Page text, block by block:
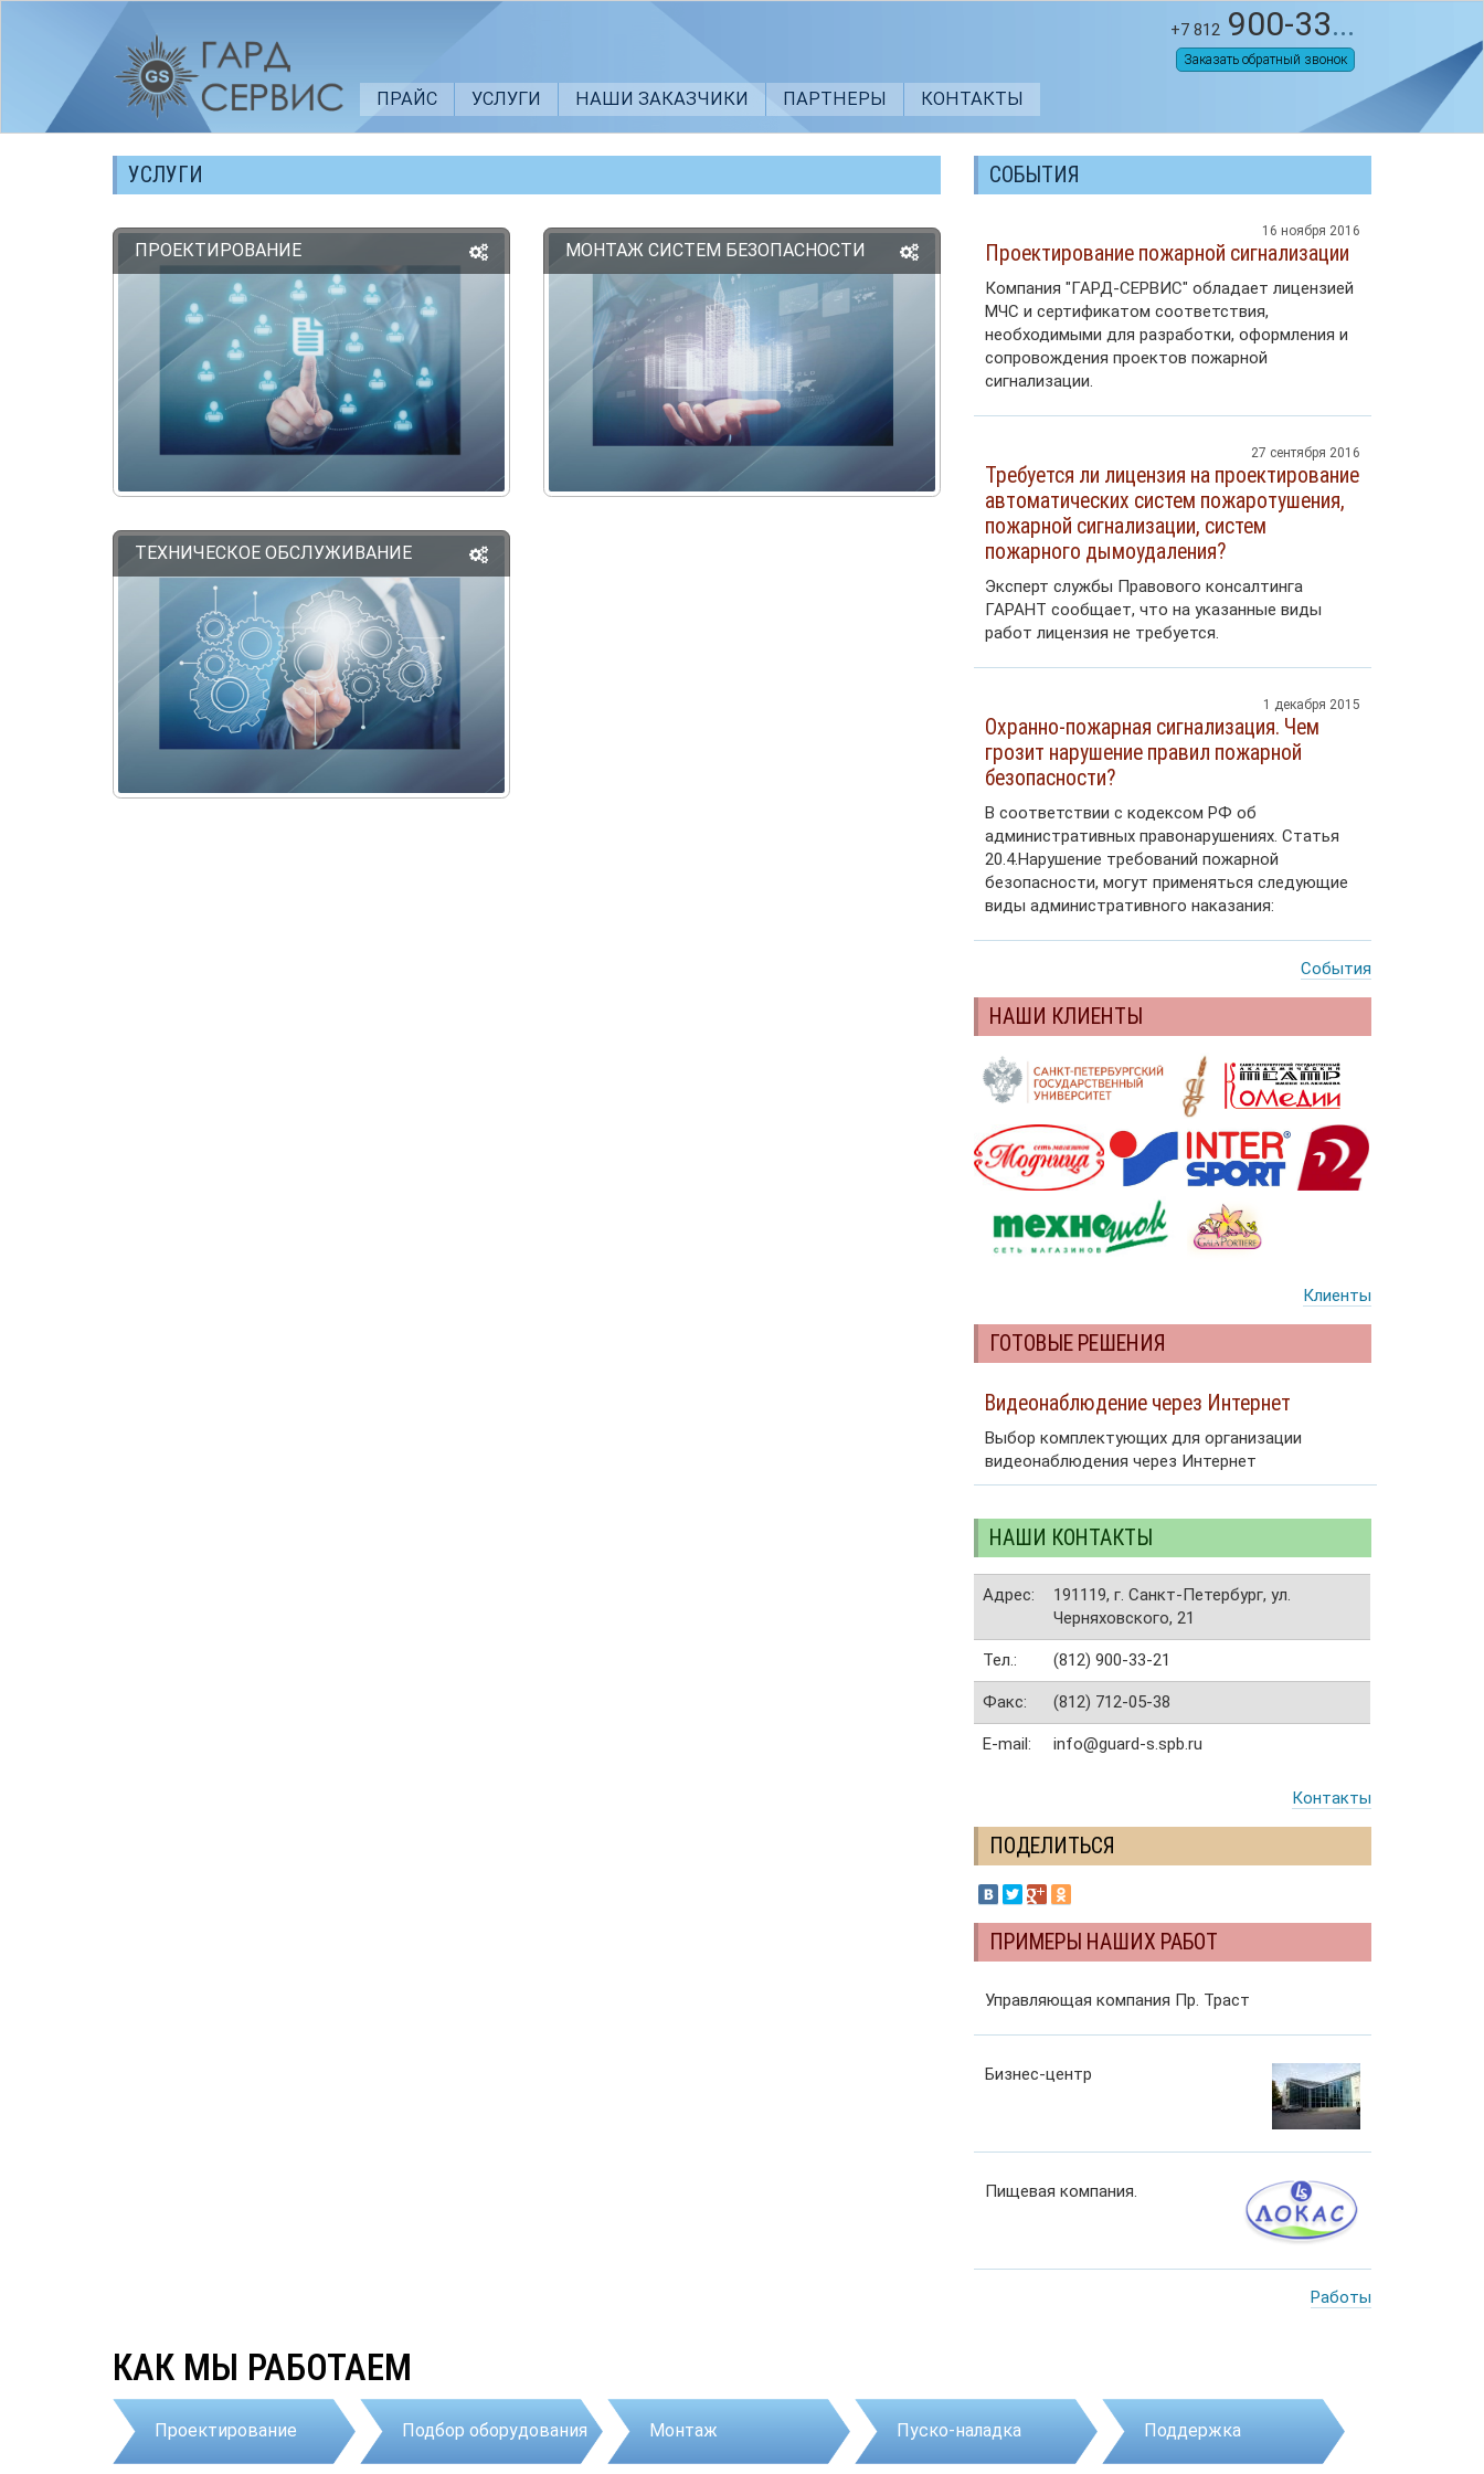
+7 812 900-33...
Заказать обратный звонок
ПРАЙС УСЛУГИ НАШИ ЗАКАЗЧИКИ ПАРТНЕРЫ КОНТАКТЫ
УСЛУГИ
ПРОЕКТИРОВАНИЕ МОНТАЖ СИСТЕМ БЕЗОПАСНОСТИ
ТЕХНИЧЕСКОЕ ОБСЛУЖИВАНИЕ
СОБЫТИЯ
16 ноября 2016
Проектирование пожарной сигнализации
Компания "ГАРД-СЕРВИС" обладает лицензией
МЧС и сертификатом соответствия,
необходимыми для разработки, оформления и
сопровождения проектов пожарной
сигнализации.
27 сентября 2016
Требуется ли лицензия на проектирование
автоматических систем пожаротушения,
пожарной сигнализации, систем
пожарного дымоудаления?
Эксперт службы Правового консалтинга
ГАРАНТ сообщает, что на указанные виды
работ лицензия не требуется.
1 декабря 2015
Охранно-пожарная сигнализация. Чем
грозит нарушение правил пожарной
безопасности?
В соответствии с кодексом РФ об
административных правонарушениях. Статья
20.4.Нарушение требований пожарной
безопасности, могут применяться следующие
виды административного наказания:
События
НАШИ КЛИЕНТЫ
Клиенты
ГОТОВЫЕ РЕШЕНИЯ
Видеонаблюдение через Интернет
Выбор комплектующих для организации
видеонаблюдения через Интернет
НАШИ КОНТАКТЫ
Адрес:
191119, г. Санкт-Петербург, ул.
Черняховского, 21
Тел.: (812) 900-33-21
Факс: (812) 712-05-38
E-mail: info@guard-s.spb.ru
Контакты
ПОДЕЛИТЬСЯ
ПРИМЕРЫ НАШИХ РАБОТ
Управляющая компания Пр. Траст
Бизнес-центр
Пищевая компания.
Работы
КАК МЫ РАБОТАЕМ
Проектирование Подбор оборудования Монтаж Пуско-наладка Поддержка